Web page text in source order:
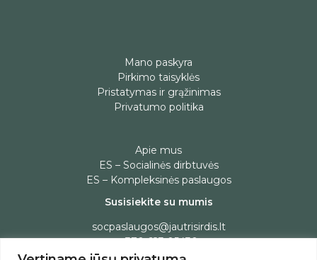
Mano paskyra
Pirkimo taisyklės
Pristatymas ir grąžinimas
Privatumo politika
Apie mus
ES – Socialinės dirbtuvės
ES – Kompleksinės paslaugos
Susisiekite su mumis
socpaslaugos@jautrisirdis.lt
+370 623 05430